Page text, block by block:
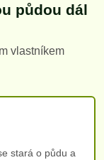
půdou dál
vlastníkem
stará o půdu a